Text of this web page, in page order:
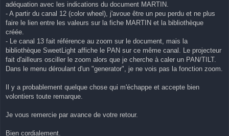
adéquation avec les indications du document MARTIN.
- A partir du canal 12 (color wheel), j'avoue être un peu perdu et ne plus
faire le lien entre les valeurs sur la fiche MARTIN et la bibliothèque
créée.
- Le canal 13 fait référence au zoom sur le document, mais la
bibliothèque SweetLight affiche le PAN sur ce même canal. Le projecteur
fait d'ailleurs osciller le zoom alors que je cherche à caler un PAN/TILT.
Dans le menu déroulant d'un "generator", je ne vois pas la fonction zoom.
Il y a probablement quelque chose qui m'échappe et accepte bien
volontiers toute remarque.
Je vous remercie par avance de votre retour.
Bien cordialement.